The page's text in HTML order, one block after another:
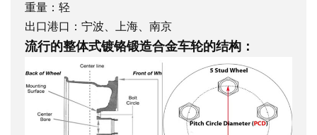
重量：轻
出口港口：宁波、上海、南京
流行的整体式镀铬锻造合金车轮的结构：